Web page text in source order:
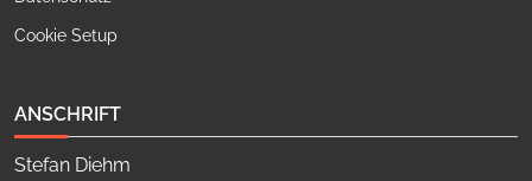
Cookie Setup
ANSCHRIFT
Stefan Diehm